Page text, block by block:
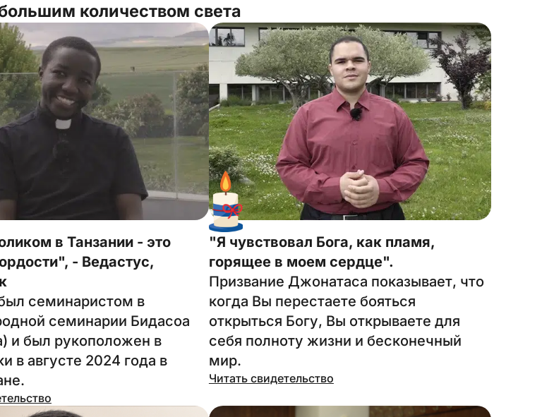
количеством света
в Танзании - это
- Ведастус,
семинаристом в
семинарии Бидасоа
и был рукоположен в
в августе 2024 года в
"Я чувствовал Бога, как пламя,
горящее в моем сердце".
Призвание Джонатаса показывает, что
когда Вы перестаете бояться
открыться Богу, Вы открываете для
себя полноту жизни и бесконечный
мир.
Читать свидетельство